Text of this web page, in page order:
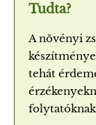
Tudta?
A növényi
tehát